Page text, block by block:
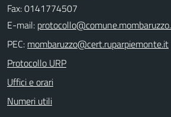
Fax: 0141774507
E-mail:
PEC:
Protocollo URP
Uffici e orari
Numeri utili